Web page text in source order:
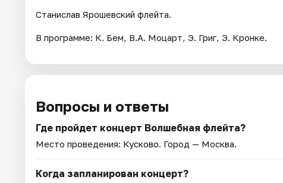
Станислав Ярошевский флейта.
В программе: К. Бем, В.А. Моцарт, Э. Григ, Э. Кронке.
Вопросы и ответы
Где пройдет концерт Волшебная флейта?
Место проведения: Кусково. Город — Москва.
Когда запланирован концерт?